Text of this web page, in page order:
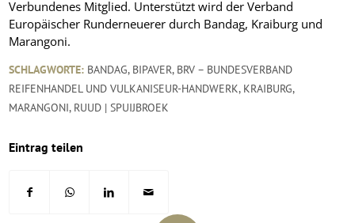
Verbundenes Mitglied. Unterstützt wird der Verband
Europäischer Runderneuerer durch Bandag, Kraiburg und
Marangoni.
SCHLAGWORTE: BANDAG, BIPAVER, BRV – BUNDESVERBAND
REIFENHANDEL UND VULKANISEUR-HANDWERK, KRAIBURG,
MARANGONI, RUUD | SPUIJBROEK
Eintrag teilen